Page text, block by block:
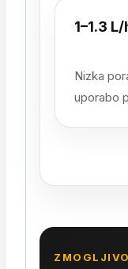
1–1.3 L/
Nizka
uporabo